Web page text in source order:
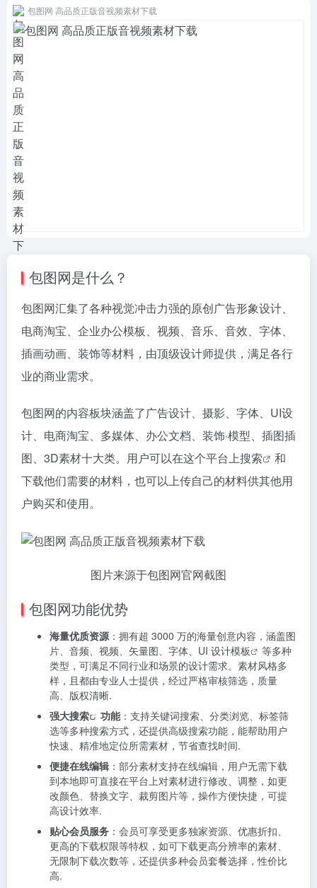
包图网 高品质正版音视频素材下载
包图网是什么？
包图网汇集了各种视觉冲击力强的原创广告形象设计、
电商淘宝、企业办公模板、视频、音乐、音效、字体、
插画动画、装饰等材料，由顶级设计师提供，满足各行
业的商业需求。
包图网的内容板块涵盖了广告设计、摄影、字体、UI设
计、电商淘宝、多媒体、办公文档、装饰·模型、插图插
图、3D素材十大类。用户可以在这个平台上搜索
和
下载他们需要的材料，也可以上传自己的材料供其他用
户购买和使用。
图片来源于包图网官网截图
包图网功能优势
海量优质资源：拥有超 3000 万的海量创意内容，涵盖图
片、音频、视频、矢量图、字体、UI 设计模板
等多种
类型，可满足不同行业和场景的设计需求。素材风格多
样，且都由专业人士提供，经过严格审核筛选，质量
高、版权清晰.
强大搜索 功能：支持关键词搜索、分类浏览、标签筛
选等多种搜索方式，还提供高级搜索功能，能帮助用户
快速、精准地定位所需素材，节省查找时间.
便捷在线编辑 ：部分素材支持在线编辑，用户无需下载
到本地即可直接在平台上对素材进行修改、调整，如更
改颜色、替换文字、裁剪图片等，操作方便快捷，可提
高设计效率.
贴心会员服务 ：会员可享受更多独家资源、优惠折扣、
更高的下载权限等特权，如可下载更高分辨率的素材、
无限制下载次数等，还提供多种会员套餐选择，性价比
高.